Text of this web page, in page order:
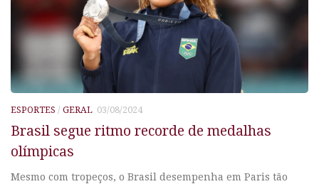
ESPORTES / GERAL 03/08/2024
Brasil segue ritmo recorde de medalhas
olímpicas
Mesmo com tropeços, o Brasil desempenha em Paris tão